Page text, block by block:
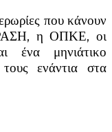
που κάνουν
η ΟΠΚΕ, οι
ένα μηνιάτικο
τους ενάντια στα